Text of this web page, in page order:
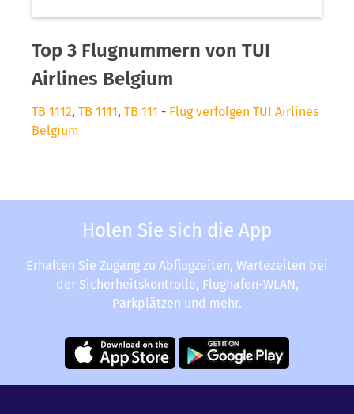
Top 3 Flugnummern von TUI
Airlines Belgium
TB 1112, TB 1111, TB 111 - Flug verfolgen TUI Airlines
Belgium
Holen Sie sich die App
Erhalten Sie Zugang zu Abflugzeiten, Wartezeiten bei
der Sicherheitskontrolle, Flughafen-WLAN,
Parkplätzen und mehr.